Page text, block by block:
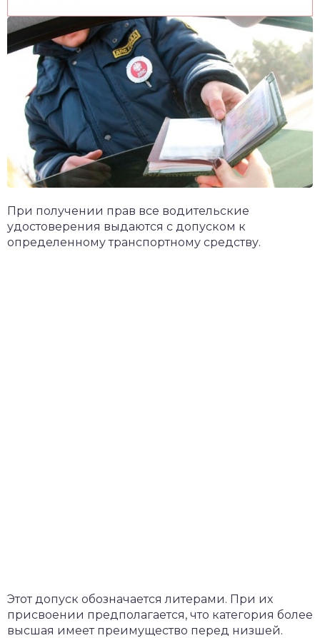
При получении прав все водительские
удостоверения выдаются с допуском к
определенному транспортному средству.
Этот допуск обозначается литерами. При их
присвоении предполагается, что категория более
высшая имеет преимущество перед низшей.